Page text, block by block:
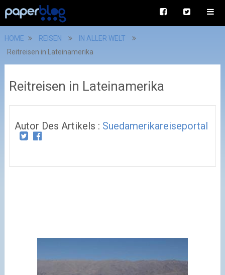
HOME REISEN
IN ALLER WELT
Reitreisen in Lateinamerika
Reitreisen in Lateinamerika
Autor Des Artikels : Suedamerikareiseportal